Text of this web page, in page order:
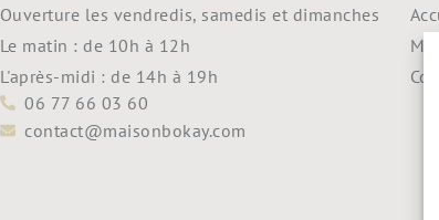
Ouverture les vendredis, samedis et dimanches
Le matin : de 10h à 12h
L'après-midi : de 14h à 19h
06 77 66 03 60
contact@maisonbokay.com